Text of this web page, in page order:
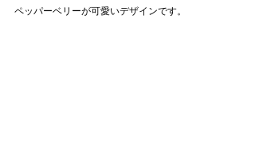
ペッパーベリーが可愛いデザインです。